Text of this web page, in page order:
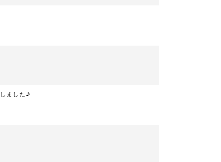
ました♪